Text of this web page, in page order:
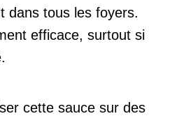
dans tous les foyers.
efficace, surtout si
cette sauce sur des